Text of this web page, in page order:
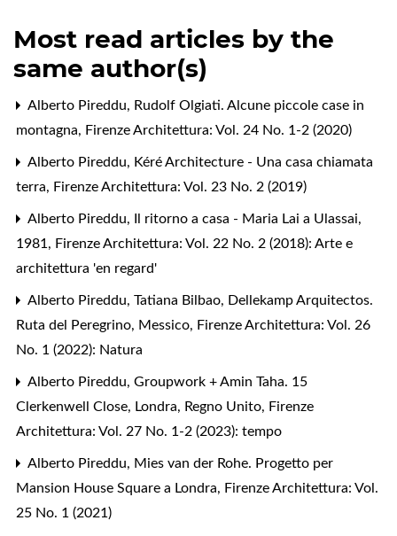
Most read articles by the
same author(s)
Alberto Pireddu, Rudolf Olgiati. Alcune piccole case in
montagna, Firenze Architettura: Vol. 24 No. 1-2 (2020)
Alberto Pireddu, Kéré Architecture - Una casa chiamata
terra, Firenze Architettura: Vol. 23 No. 2 (2019)
Alberto Pireddu,
Il ritorno a casa - Maria Lai a Ulassai,
1981, Firenze Architettura: Vol. 22 No. 2 (2018): Arte e
architettura 'en regard'
Alberto Pireddu, Tatiana Bilbao, Dellekamp Arquitectos.
Ruta del Peregrino, Messico, Firenze Architettura: Vol. 26
No. 1 (2022): Natura
Alberto Pireddu, Groupwork + Amin Taha. 15
Clerkenwell Close, Londra, Regno Unito, Firenze
Architettura: Vol. 27 No. 1-2 (2023): tempo
Alberto Pireddu, Mies van der Rohe. Progetto per
Mansion House Square a Londra, Firenze Architettura: Vol.
25 No. 1 (2021)